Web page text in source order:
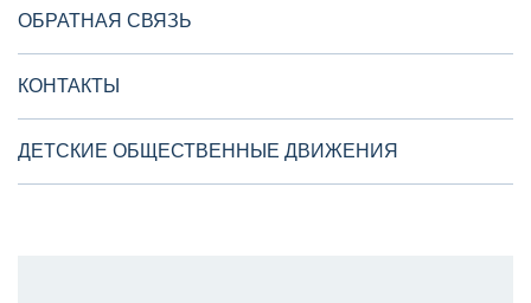
ОБРАТНАЯ СВЯЗЬ
КОНТАКТЫ
ДЕТСКИЕ ОБЩЕСТВЕННЫЕ ДВИЖЕНИЯ